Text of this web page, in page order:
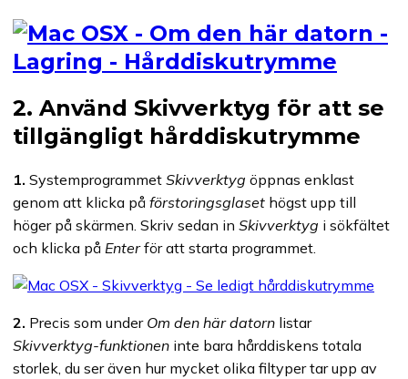
2. Använd Skivverktyg för att se
tillgängligt hårddiskutrymme
1. Systemprogrammet Skivverktyg öppnas enklast
genom att klicka på förstoringsglaset högst upp till
höger på skärmen. Skriv sedan in Skivverktyg i sökfältet
och klicka på Enterför att starta programmet.
2. Precis som underOm den här datorn listar
Skivverktyg-funktionen inte bara hårddiskens totala
storlek, du ser även hur mycket olika filtyper tar upp av